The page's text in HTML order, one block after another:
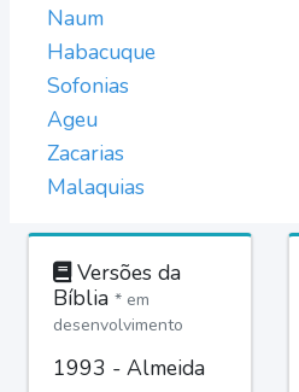
Naum
Habacuque
Sofonias
Ageu
Zacarias
Malaquias
Versões da
Bíblia * em
desenvolvimento
1993 - Almeida